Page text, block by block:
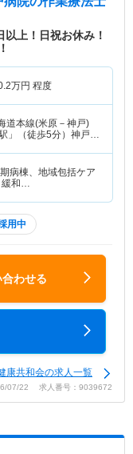
以上！日祝お休み！
万円 程度
道本線(米原－神戸)
」（徒歩5分）神戸新
病棟、地域包括ケア
緩和…
用中
わせる
康共和会の求人一覧
07/22 求人番号：9039672